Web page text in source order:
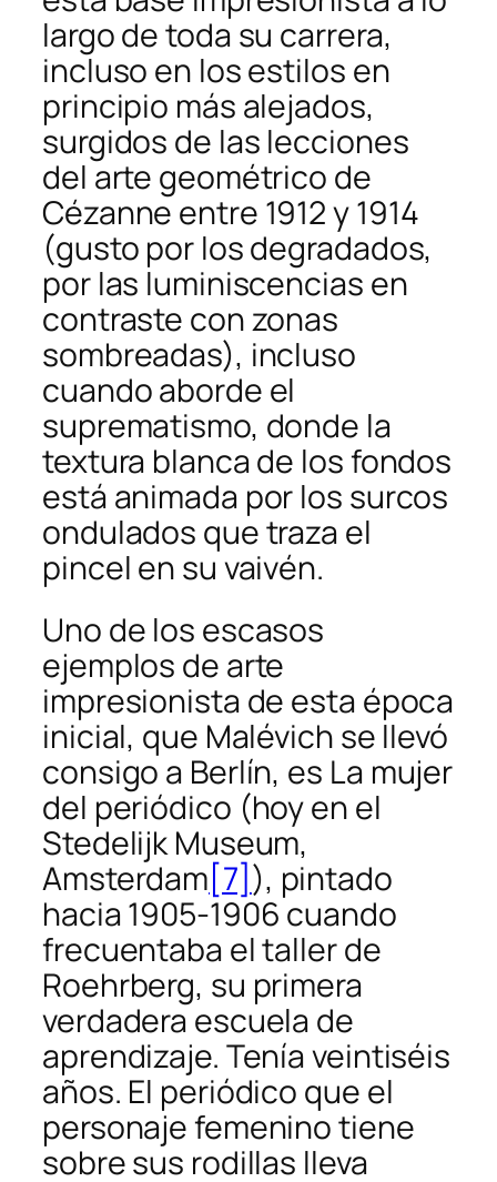
largo de toda su carrera,
incluso en los estilos en
principio más alejados,
surgidos de las lecciones
del arte geométrico de
Cézanne entre 1912 y 1914
(gusto por los degradados,
por las luminiscencias en
contraste con zonas
sombreadas), incluso
cuando aborde el
suprematismo, donde la
textura blanca de los fondos
está animada por los surcos
ondulados que traza el
pincel en su vaivén.
Uno de los escasos
ejemplos de arte
impresionista de esta época
inicial, que Malévich se llevó
consigo a Berlín, es La mujer
del periódico (hoy en el
Stedelijk Museum,
Amsterdam[7]), pintado
hacia 1905-1906 cuando
frecuentaba el taller de
Roehrberg, su primera
verdadera escuela de
aprendizaje. Tenía veintiséis
años. El periódico que el
personaje femenino tiene
sobre sus rodillas lleva